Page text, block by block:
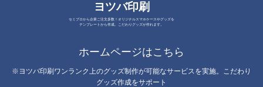
ヨツバ印刷
セミプロから企業ご注文多数！オリジナルスマホケースやグッズを
テンプレートから作成。こだわりグッズが作れます。
ホームページはこちら
※ヨツバ印刷ワンランク上のグッズ制作が可能なサービスを実施。こだわり
グッズ作成をサポート